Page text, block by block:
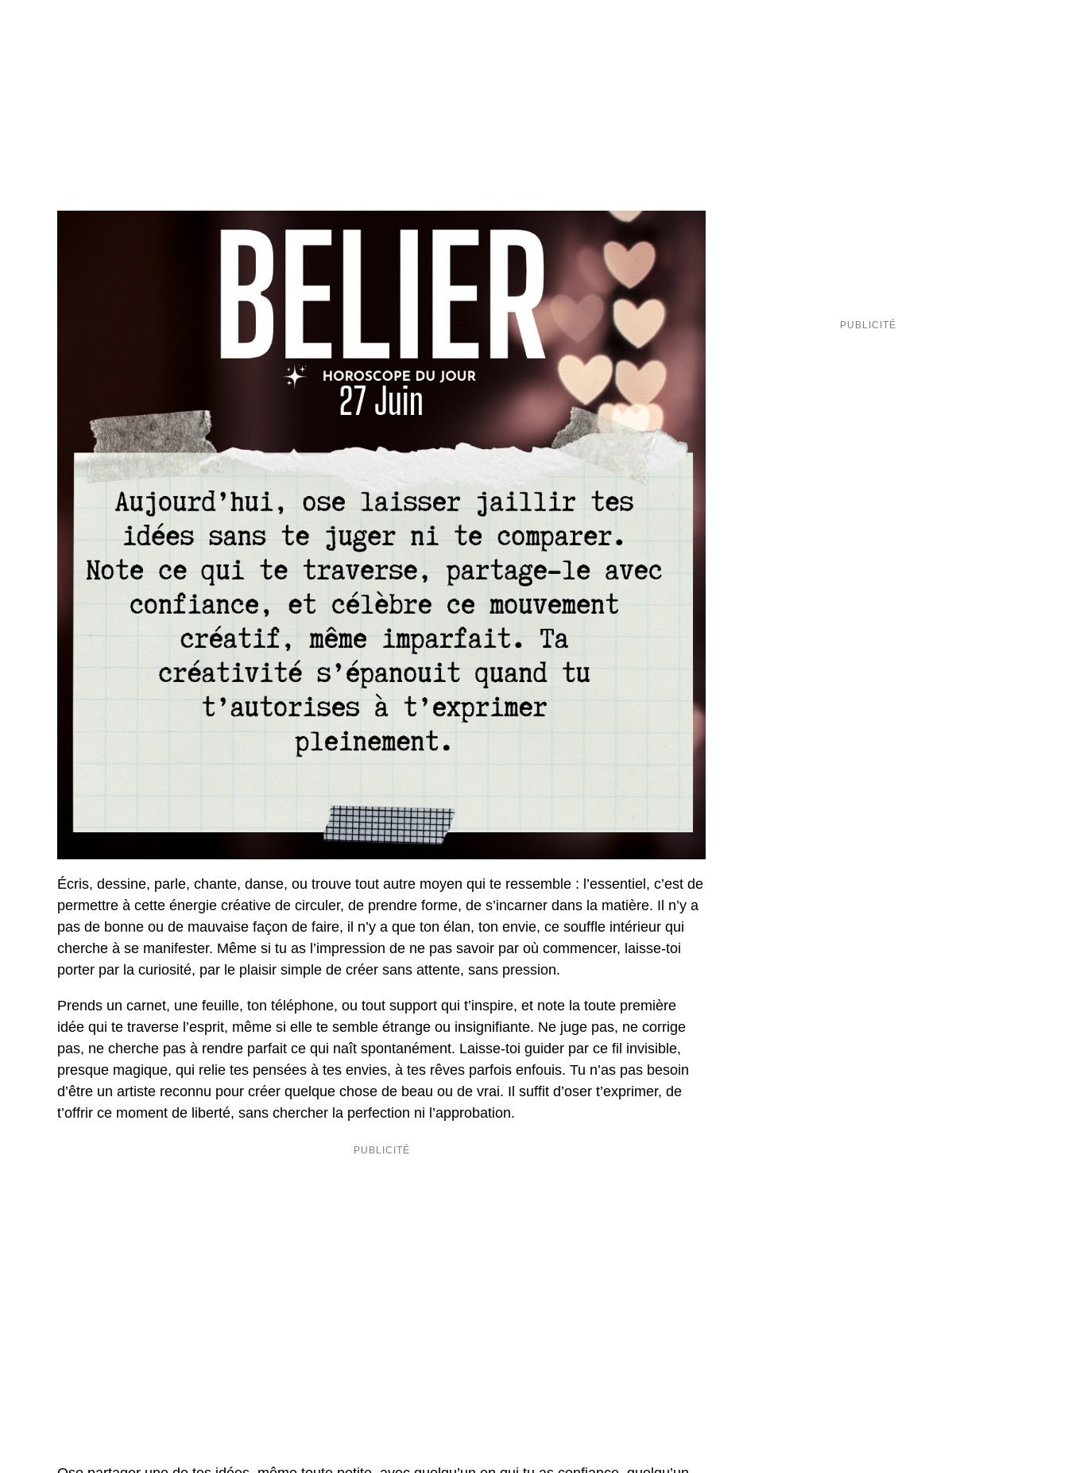
Écris, dessine, parle, chante, danse, ou trouve tout autre moyen qui te ressemble : l’essentiel, c’est de
permettre à cette énergie créative de circuler, de prendre forme, de s’incarner dans la matière. Il n’y a
pas de bonne ou de mauvaise façon de faire, il n’y a que ton élan, ton envie, ce souffle intérieur qui
cherche à se manifester. Même si tu as l’impression de ne pas savoir par où commencer, laisse-toi
porter par la curiosité, par le plaisir simple de créer sans attente, sans pression.
Prends un carnet, une feuille, ton téléphone, ou tout support qui t’inspire, et note la toute première
idée qui te traverse l’esprit, même si elle te semble étrange ou insignifiante. Ne juge pas, ne corrige
pas, ne cherche pas à rendre parfait ce qui naît spontanément. Laisse-toi guider par ce fil invisible,
presque magique, qui relie tes pensées à tes envies, à tes rêves parfois enfouis. Tu n’as pas besoin
d’être un artiste reconnu pour créer quelque chose de beau ou de vrai. Il suffit d’oser t’exprimer, de
t’offrir ce moment de liberté, sans chercher la perfection ni l’approbation.